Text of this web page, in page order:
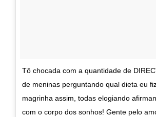
Tô chocada com a quantidade de
de meninas perguntando qual dieta eu
magrinha assim, todas elogiando
com o corpo dos sonhos! Gente pelo